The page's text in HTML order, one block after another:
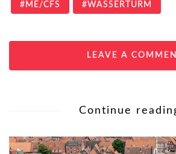
ME/CFS WASSERTURM
LEAVE A
Continue